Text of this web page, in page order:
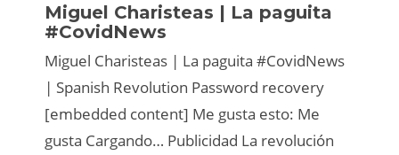
Miguel Charisteas | La paguita
#CovidNews
Miguel Charisteas | La paguita #CovidNews
| Spanish Revolution Password recovery
[embedded content] Me gusta esto: Me
gusta Cargando… Publicidad La revolución